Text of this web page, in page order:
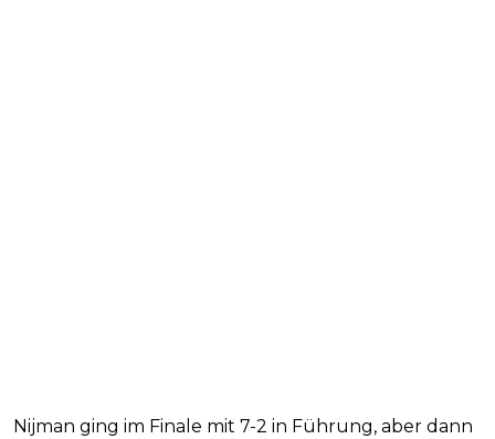
Nijman ging im Finale mit 7-2 in Führung, aber dann